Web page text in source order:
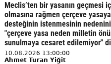
Meclis’ten bir yasanın geçmesi
olmasına rağmen çerçeve
desteğinin istenmesinin
"çerçeve yasa neden milletin
sunulmaya cesaret edilemiyor"
10.08.2026 13:00:00
Ahmet Turan Yiğit